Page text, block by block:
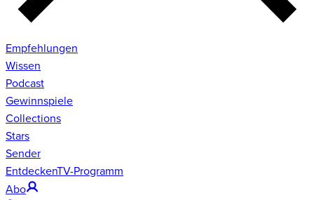
Empfehlungen
Wissen
Podcast
Gewinnspiele
Collections
Stars
Sender
EntdeckenTV-Programm
Abo